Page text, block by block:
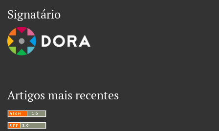
Signatário
Artigos mais recentes